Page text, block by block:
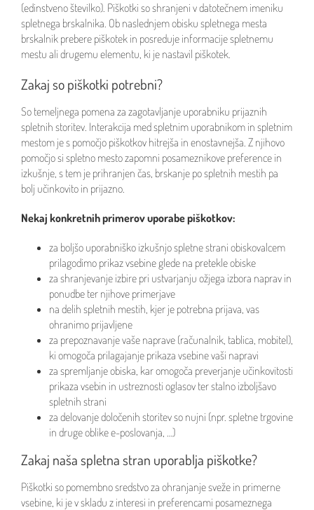
(edinstveno številko). Piškotki so shranjeni v datotečnem imeniku
spletnega brskalnika. Ob naslednjem obisku spletnega mesta
brskalnik prebere piškotek in posreduje informacije spletnemu
mestu ali drugemu elementu, ki je nastavil piškotek.
Zakaj so piškotki potrebni?
So temeljnega pomena za zagotavljanje uporabniku prijaznih
spletnih storitev. Interakcija med spletnim uporabnikom in spletnim
mestom je s pomočjo piškotkov hitrejša in enostavnejša. Z njihovo
pomočjo si spletno mesto zapomni posameznikove preference in
izkušnje, s tem je prihranjen čas, brskanje po spletnih mestih pa
bolj učinkovito in prijazno.
Nekaj konkretnih primerov uporabe piškotkov:
za boljšo uporabniško izkušnjo spletne strani obiskovalcem
prilagodimo prikaz vsebine glede na pretekle obiske
za shranjevanje izbire pri ustvarjanju ožjega izbora naprav in
ponudbe ter njihove primerjave
na delih spletnih mestih, kjer je potrebna prijava, vas
ohranimo prijavljene
za prepoznavanje vaše naprave (računalnik, tablica, mobitel),
ki omogoča prilagajanje prikaza vsebine vaši napravi
za spremljanje obiska, kar omogoča preverjanje učinkovitosti
prikaza vsebin in ustreznosti oglasov ter stalno izboljšavo
spletnih strani
za delovanje določenih storitev so nujni (npr. spletne trgovine
in druge oblike e-poslovanja, …)
Zakaj naša spletna stran uporablja piškotke?
Piškotki so pomembno sredstvo za ohranjanje sveže in primerne
vsebine, ki je v skladu z interesi in preferencami posameznega